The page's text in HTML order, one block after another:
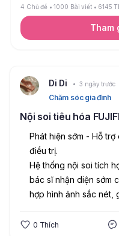
4 Chủ đề 1000 Bài viết 6145
Tham
Di Di 3 ngày trước
Chăm sóc gia đình
Nội soi tiêu hóa
Phát hiện sớm - Hỗ
điều trị.
Hệ thống nội soi tích
bác sĩ nhận diện sớm
hợp hình ảnh sắc nét,
0 Thích